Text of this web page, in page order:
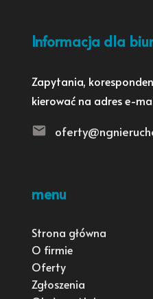
Informacja dla
Zapytania,
kierować na adres e-
menu
Strona główna
O firmie
Oferty
Zgłoszenia